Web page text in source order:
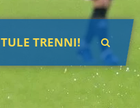
TULE TRENNI!